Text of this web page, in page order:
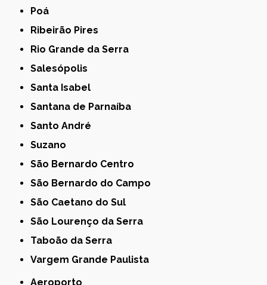
Poá
Ribeirão Pires
Rio Grande da Serra
Salesópolis
Santa Isabel
Santana de Parnaíba
Santo André
Suzano
São Bernardo Centro
São Bernardo do Campo
São Caetano do Sul
São Lourenço da Serra
Taboão da Serra
Vargem Grande Paulista
Aeroporto